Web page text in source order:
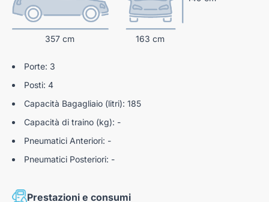
TPMS Indiretto Con Segnalazione Selettiva Dello
Pneumatico (Sens. Pressione Pneu.)
357 cm 163 cm
Porte: 3
Posti: 4
Capacità Bagagliaio (litri): 185
Capacità di traino (kg): -
Pneumatici Anteriori: -
Pneumatici Posteriori: -
Prestazioni e consumi